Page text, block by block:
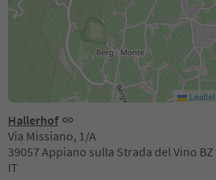
Hallerhof
Via Missiano, 1/A
39057 Appiano sulla Strada del Vino BZ
IT
Leaflet